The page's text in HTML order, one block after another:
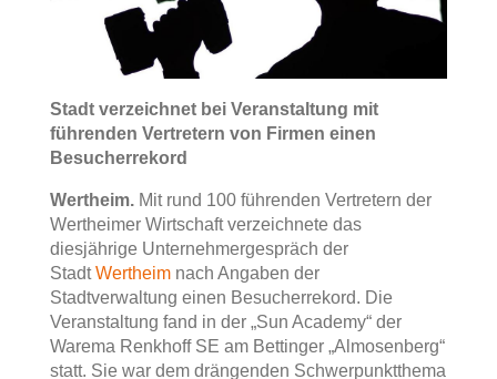
Stadt verzeichnet bei Veranstaltung mit
führenden Vertretern von Firmen einen
Besucherrekord
Wertheim.Mit rund 100 führenden Vertretern der
Wertheimer Wirtschaft verzeichnete das
diesjährige Unternehmergespräch der
StadtWertheimnach Angaben der
Stadtverwaltung einen Besucherrekord. Die
Veranstaltung fand in der „Sun Academy“ der
Warema Renkhoff SE am Bettinger „Almosenberg“
statt. Sie war dem drängenden Schwerpunktthema